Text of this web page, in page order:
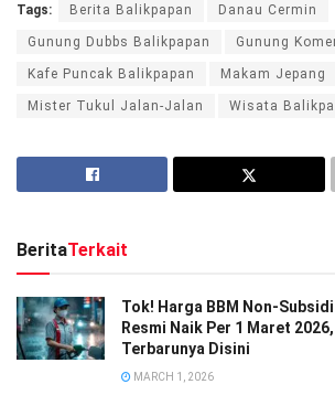
Tags: Berita Balikpapan Danau Cermin
Gunung Dubbs Balikpapan Gunung
Kafe Puncak Balikpapan Makam Jepang
Mister Tukul Jalan-Jalan Wisata
BeritaTerkait
Tok! Harga BBM Non-
Resmi Naik Per 1 Maret
Terbarunya Disini
MARCH 1, 2026